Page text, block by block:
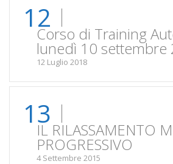
12Corso di Training
lunedì 10 settembre
12 Luglio 2018
13IL RILASSAMENTO
PROGRESSIVO
4 Settembre 2015